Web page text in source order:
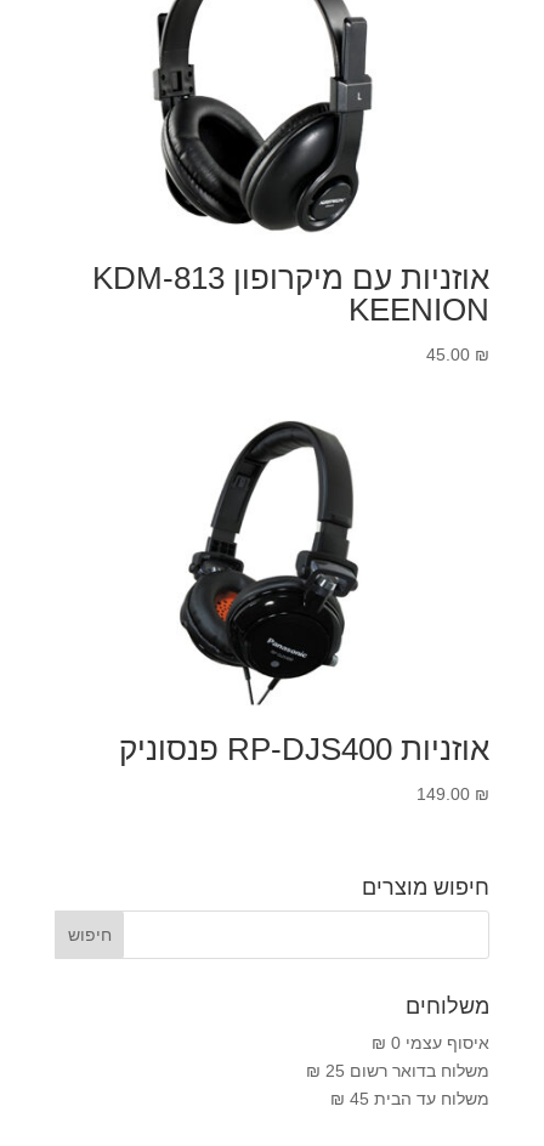
אוזניות עם מיקרופון KDM-813
KEENION
45.00 ₪
אוזניות RP-DJS400 פנסוניק
149.00 ₪
חיפוש מוצרים
משלוחים
איסוף עצמי 0 ₪
משלוח בדואר רשום 25 ₪
משלוח עד הבית 45 ₪